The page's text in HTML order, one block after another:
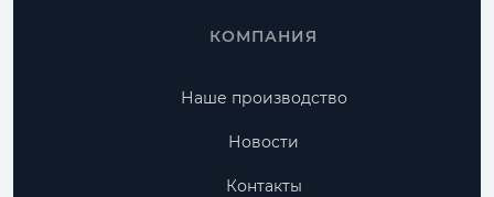
КОМПАНИЯ
Наше производство
Новости
Контакты